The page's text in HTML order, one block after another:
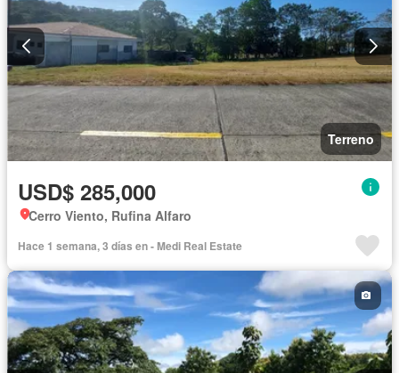
Terreno
USD$ 285,000
Cerro Viento, Rufina Alfaro
Hace 1 semana, 3 días en - Medi Real Estate